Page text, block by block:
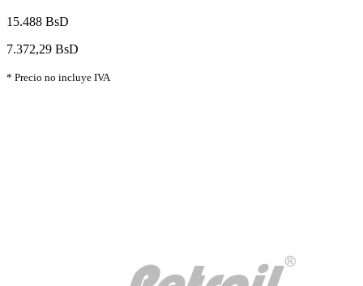
15.488 BsD
7.372,29 BsD
* Precio no incluye IVA